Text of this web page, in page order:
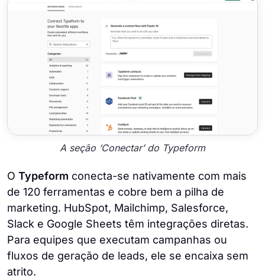
A seção ‘Conectar’ do Typeform
O Typeform conecta-se nativamente com mais
de 120 ferramentas e cobre bem a pilha de
marketing. HubSpot, Mailchimp, Salesforce,
Slack e Google Sheets têm integrações diretas.
Para equipes que executam campanhas ou
fluxos de geração de leads, ele se encaixa sem
atrito.